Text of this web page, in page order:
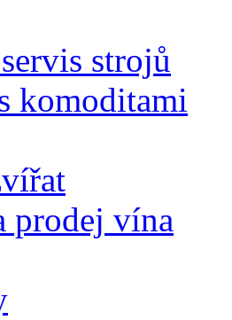
strojů
komoditami
prodej vína